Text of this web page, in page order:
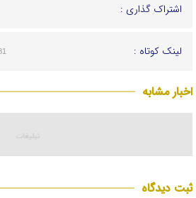
اشتراک گذاری :
لینک کوتاه :
اخبار مشابه
ثبت دیدگاه